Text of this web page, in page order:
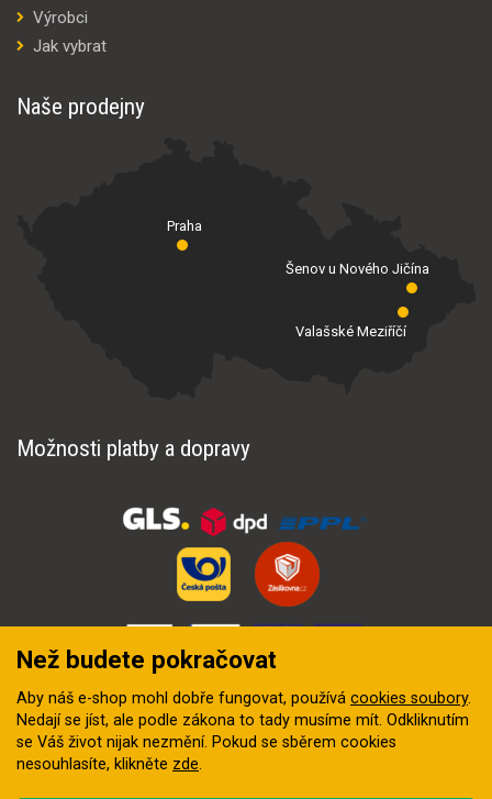
Výrobci
Jak vybrat
Naše prodejny
Praha
Valašské Meziříčí
Šenov u Nového Jičína
Možnosti platby a dopravy
Než budete pokračovat
Aby náš e-shop mohl dobře fungovat, používá cookies soubory.
Nedají se jíst, ale podle zákona to tady musíme mít. Odkliknutím
se Váš život nijak nezmění. Pokud se sběrem cookies
nesouhlasíte, klikněte zde.